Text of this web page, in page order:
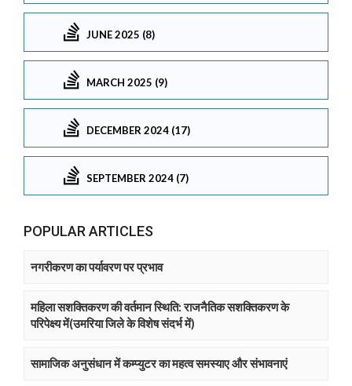
JUNE 2025 (8)
MARCH 2025 (9)
DECEMBER 2024 (17)
SEPTEMBER 2024 (7)
POPULAR ARTICLES
नगरीकरण का पर्यावरण पर प्रभाव
महिला सशक्तिकरण की वर्तमान स्थिति: राजनैतिक सशक्तिकरण के
परिपेक्ष्य में(उमरिया जिले के विशेष संदर्भ में)
सामाजिक अनुसंधान में कम्प्युटर का महत्व समस्याए और संभावनाएं